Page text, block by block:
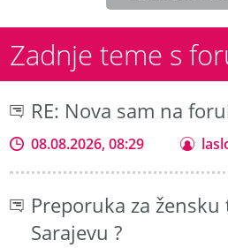
Zadnje teme s
RE: Nova sam na
08.08.2026, 08:29
Preporuka za
Sarajevu ?